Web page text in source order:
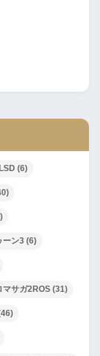
LSD (6)
ーン3 (6)
マサガ2ROS (31)